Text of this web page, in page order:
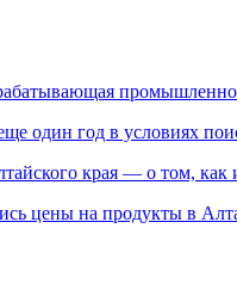
один год в условиях
края — о том, как
цены на продукты в